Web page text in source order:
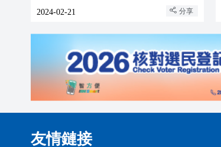
2024-02-21 分享
友情鏈接